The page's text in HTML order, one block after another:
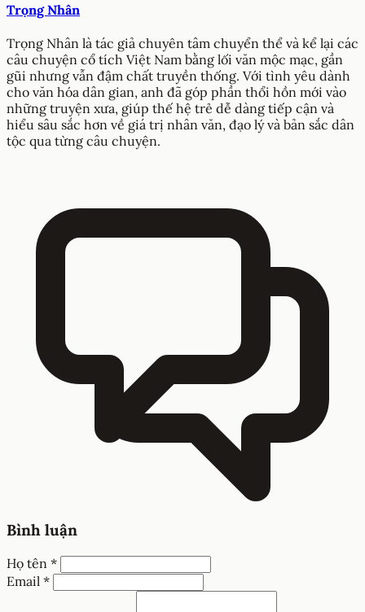
Trọng Nhân
Trọng Nhân là tác giả chuyên tâm chuyển thể và kể lại các
câu chuyện cổ tích Việt Nam bằng lối văn mộc mạc, gần
gũi nhưng vẫn đậm chất truyền thống. Với tình yêu dành
cho văn hóa dân gian, anh đã góp phần thổi hồn mới vào
những truyện xưa, giúp thế hệ trẻ dễ dàng tiếp cận và
hiểu sâu sắc hơn về giá trị nhân văn, đạo lý và bản sắc dân
tộc qua từng câu chuyện.
Bình luận
Họ tên *
Email *